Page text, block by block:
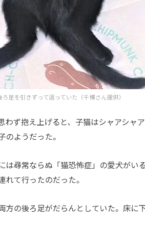
足を引きずって這っていた（千博さん提供）
わず抱え上げると、子猫はシャアシャ
ようだった。
尋常ならぬ「猫恐怖症」の愛犬がい
て行ったのだった。
の後ろ足がだらんとしていた。床に